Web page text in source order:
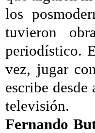
los
tuvieron
periodístico.
vez, jugar
escribe
televisión.
Fernando